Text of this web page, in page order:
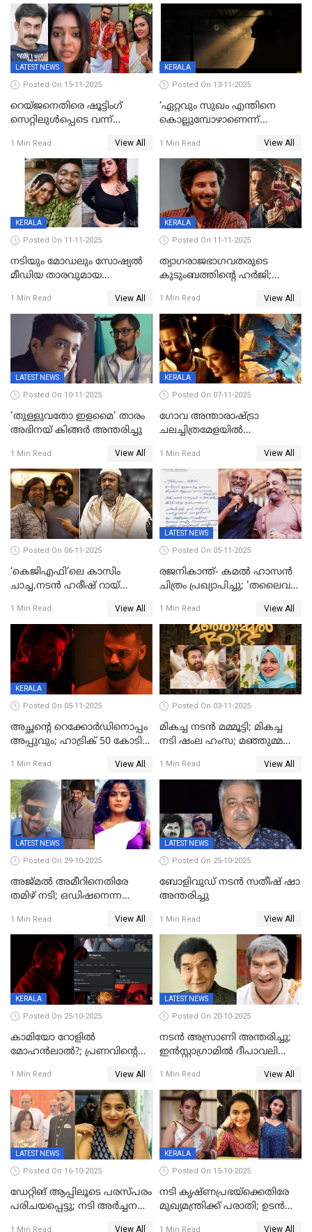
വാസുദേവൻ
LATEST NEWS
Posted On 15-11-2025
റെയ്ജനെതിരെ ഷൂട്ടിംഗ്
സെറ്റിലുൾപ്പെടെ വന്ന്
ബിയര്‍ കുപ്പി തലയ്ക്ക് അടിച്ച്
പൊട്ടിക്കുമെന്ന്
ഭീഷണി;അശ്ലീല
മെസേജുകളും വെളിപ്പെടുത്തി
മൃദുല വിജയ്
1 Min Read View All
KERALA
Posted On 13-11-2025
‘ഏറ്റവും സുഖം എന്തിനെ
കൊല്ലുമ്പോഴാണെന്ന്
വില്ലത്തരത്തിന്റെ അങ്ങേയറ്റം;
മമ്മൂട്ടി മാജിക്ക്, കളങ്കാവല്‍
ട്രെയിലര്‍ പുറത്ത്
1 Min Read View All
KERALA
Posted On 11-11-2025
നടിയും മോഡലും സോഷ്യൽ
മീഡിയ താരവുമായ
ഇന്ന്‌ നല്ലൊരു ബിസി ഡേ
ആയിരുന്നുവെന്ന് നന്ദിത
ശങ്കര
1 Min Read View All
KERALA
Posted On 11-11-2025
ത്യാഗരാജഭാഗവതരുടെ
കുടുംബത്തിന്റെ ഹര്‍ജി;
ഹൈക്കോടതി നോട്ടീസ്‌
1 Min Read View All
LATEST NEWS
Posted On 10-11-2025
'തുള്ളുവതോ ഇളമൈ' താരം
അഭിനയ് കിങ്ങർ അന്തരിച്ചു
1 Min Read View All
KERALA
Posted On 07-11-2025
ഗോവ അന്താരാഷ്ട്രാ
ചലച്ചിത്രമേളയില്‍
മലയാളത്തില്‍നിന്ന്
ഏകചിത്രമായി 'എആര്‍എം';
1 Min Read View All
Posted On 06-11-2025
‘കെജിഎഫി’ലെ കാസിം
ചാച്ച,നടൻ ഹരീഷ് റായ്
1 Min Read View All
LATEST NEWS
Posted On 05-11-2025
രജനികാന്ത്- കമൽ ഹാസൻ
ചിത്രം പ്രഖ്യാപിച്ചു; 'തലൈവർ
1 Min Read View All
KERALA
Posted On 05-11-2025
അച്ഛന്റെ റെക്കോർഡിനൊപ്പം
അപ്പുവും; ഹാട്രിക് 50 കോടി
മോഹൻലാൽ, 'ഡീയസ്
ഈറേ' കുതിപ്പ്
1 Min Read View All
Posted On 03-11-2025
മികച്ച നടൻ മമ്മൂട്ടി; മികച്ച
നടി ഷംല ഹംസ; മഞ്ഞുമ്മൽ
1 Min Read View All
LATEST NEWS
Posted On 29-10-2025
അജ്മല്‍ അമീറിനെതിരേ
തമിഴ് നടി; ഒഡിഷനെന്ന
വിളിച്ചു, മോശം പെരുമാറ്റം
1 Min Read View All
LATEST NEWS
Posted On 25-10-2025
ബോളിവുഡ് നടൻ സതീഷ് ഷാ
അന്തരിച്ചു
1 Min Read View All
KERALA
Posted On 25-10-2025
കാമിയോ റോളിൽ
മോഹൻലാൽ?; പ്രണവിന്റെ
പിന്നാലെ ഡിപി; ചർച്ചയായി
സോഷ്യൽ മീഡിയ ചിത്രങ്ങൾ
1 Min Read View All
LATEST NEWS
Posted On 20-10-2025
നടന്‍ അസ്രാണി അന്തരിച്ചു;
ഇന്‍‌സ്റ്റാഗ്രാമില്‍ ദീപാവലി
മണിക്കൂറുകള്‍ക്കകം
വിയോഗം
1 Min Read View All
LATEST NEWS
Posted On 16-10-2025
ഡേറ്റിങ് ആപ്പിലൂടെ പരസ്പരം
പരിചയപ്പെട്ടു; നടി അർച്ചന
1 Min Read View All
KERALA
Posted On 15-10-2025
നടി കൃഷ്ണപ്രഭയ്‌ക്കെതിരേ
മുഖ്യമന്ത്രിക്ക് പരാതി; ഉടൻ
1 Min Read View All